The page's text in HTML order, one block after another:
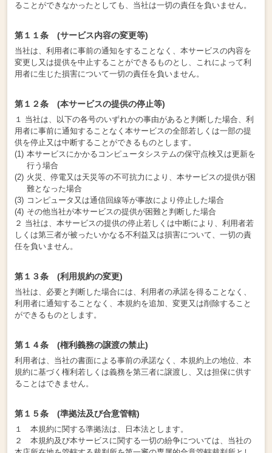
ることができなかったとしても、当社は一切の責任を負いません。
第１１条 (サービス内容の変更等)
当社は、利用者に事前の通知をすることなく、本サービスの内容を
変更し又は提供を中止することができるものとし、これによって利
用者に生じた損害について一切の責任を負いません。
第１２条 (本サービスの提供の停止等)
１ 当社は、以下の各号のいずれかの事由があると判断した場合、利
用者に事前に通知することなく本サービスの全部若しくは一部の提
供を停止又は中断することができるものとします。
本サービスにかかるコンピュータシステムの保守点検又は更新を
行う場合
火災、停電又は天災等の不可抗力により、本サービスの提供が困
難となった場合
コンピュータ又は通信回線等が事故により停止した場合
その他当社が本サービスの提供が困難と判断した場合
２ 当社は、本サービスの提供の停止若しくは中断により、利用者若
しくは第三者が被ったいかなる不利益又は損害について、一切の責
任を負いません。
第１３条 (利用規約の変更)
当社は、必要と判断した場合には、利用者の承諾を得ることなく、
利用者に通知することなく、本規約を追加、変更又は削除すること
ができるものとします。
第１４条 (権利義務の譲渡の禁止)
利用者は、当社の書面による事前の承諾なく、本規約上の地位、本
規約に基づく権利若しくは義務を第三者に譲渡し、又は担保に供す
ることはできません。
第１５条 (準拠法及び合意管轄)
１ 本規約に関する準拠法は、日本法とします。
２ 本規約及び本サービスに関する一切の紛争については、当社の